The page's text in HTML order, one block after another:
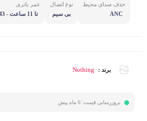
حذف صدای محیط
ANC
نوع اتصال
بی سیم
عمر باتری
برند : Nothing
بروزرسانی قیمت: 6 ماه پیش